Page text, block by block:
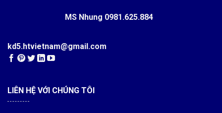
MS Nhung 0981.625.884
kd5.htvietnam@gmail.com
LIÊN HỆ VỚI CHÚNG TÔI